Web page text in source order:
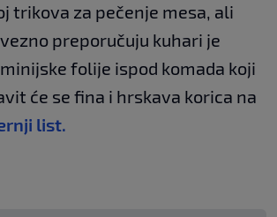
trikova za pečenje mesa, ali
preporučuju kuhari je
folije ispod komada koji
će se fina i hrskava korica na
list.